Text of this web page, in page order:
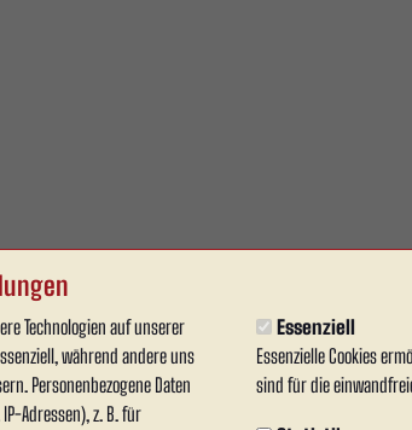
Technologien auf unserer
während andere uns
Personenbezogene Daten
Adressen), z. B. für
Essenziell
Essenzielle Cookies
sind für die